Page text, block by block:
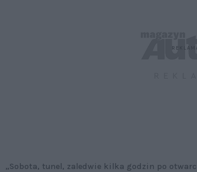
„Sobota, tunel, zaledwie kilka godzin po